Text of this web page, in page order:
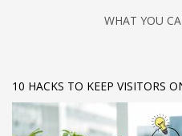
WHAT YOU
10 HACKS TO KEEP VISITORS